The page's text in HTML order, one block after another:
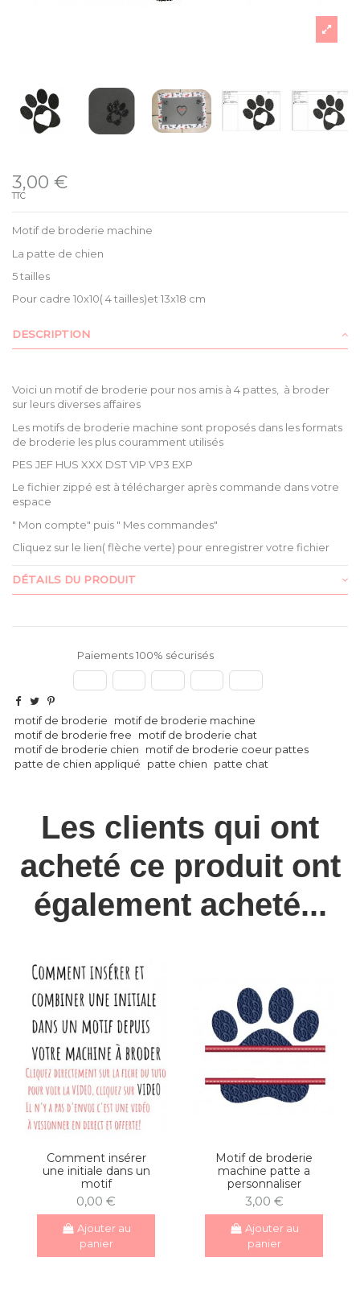
3,00 €
TTC
Motif de broderie machine
La patte de chien
5 tailles
Pour cadre 10x10( 4 tailles)et 13x18 cm
DESCRIPTION
Voici un motif de broderie pour nos amis à 4 pattes, à broder
sur leurs diverses affaires
Les motifs de broderie machine sont proposés dans les formats
de broderie les plus couramment utilisés
PES JEF HUS XXX DST VIP VP3 EXP
Le fichier zippé est à télécharger après commande dans votre
espace
" Mon compte" puis " Mes commandes"
Cliquez sur le lien( flèche verte) pour enregistrer votre fichier
DÉTAILS DU PRODUIT
Paiements 100% sécurisés
motif de broderie
motif de broderie machine
motif de broderie free
motif de broderie chat
motif de broderie chien
motif de broderie coeur pattes
patte de chien appliqué
patte chien patte chat
Les clients qui ont
acheté ce produit ont
également acheté...
Comment insérer
une initiale dans un
motif
0,00 €
Ajouter au
panier
Motif de broderie
machine patte a
personnaliser
3,00 €
Ajouter au
panier